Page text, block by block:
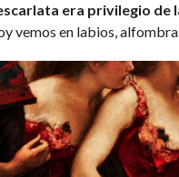
era privilegio de
vemos en labios,